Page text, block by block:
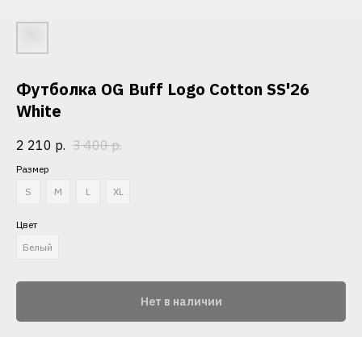
Футболка OG Buff Logo Cotton SS'26
White
2 210 р. 3 400 р.
Размер
S
M L XL
Цвет
Белый
Нет в наличии